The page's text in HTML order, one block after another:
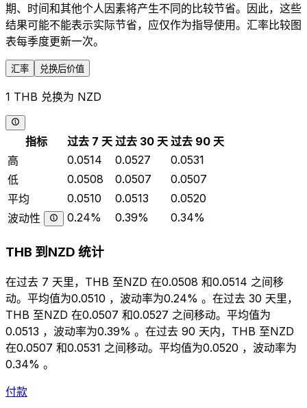
期、时间和其他个人因素将产生不同的比较节省。因此，这些
结果可能不能表示实际节省，应仅作为指导使用。汇率比较图
表每季度更新一次。
汇率 兑换后价值
1 THB 兑换为 NZD
指标 过去 7 天 过去 30 天 过去 90 天
高
0.0514 0.0527
0.0531
低
0.0508 0.0507
0.0507
平均
0.0510 0.0513
0.0520
波动性
0.24% 0.39% 0.34%
THB 到NZD 统计
在过去 7 天里，THB 至NZD 在0.0508 和0.0514 之间移
动。平均值为0.0510 ，波动率为0.24% 。在过去 30 天里，
THB 至NZD 在0.0507 和0.0527 之间移动。平均值为
0.0513 ，波动率为0.39% 。在过去 90 天内，THB 至NZD
在0.0507 和0.0531 之间移动。平均值为0.0520 ，波动率为
0.34% 。
付款